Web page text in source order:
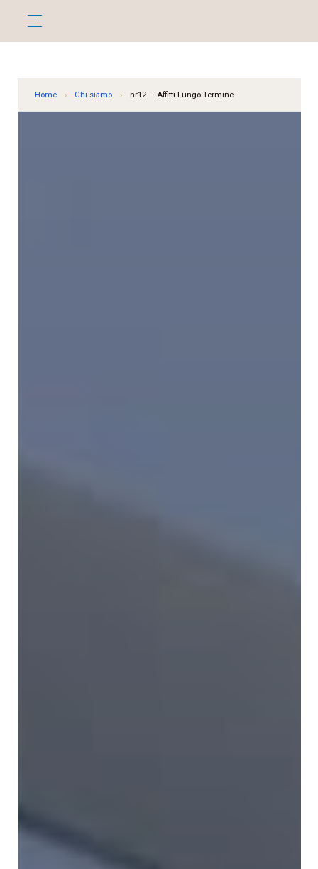
Home › Chi siamo › nr12 — Affitti Lungo Termine